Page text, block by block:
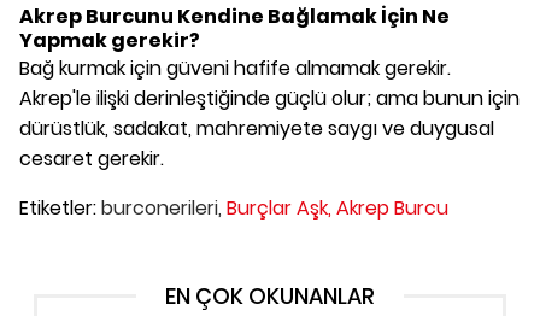
Akrep Burcunu Kendine Bağlamak İçin Ne
Yapmak gerekir?
Bağ kurmak için güveni hafife almamak gerekir.
Akrep'le ilişki derinleştiğinde güçlü olur; ama bunun için
dürüstlük, sadakat, mahremiyete saygı ve duygusal
cesaret gerekir.
Etiketler:burconerileri, Burçlar Aşk,Akrep Burcu
EN ÇOK OKUNANLAR